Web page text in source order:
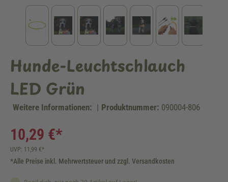
Hunde-Leuchtschlauch
LED Grün
Weitere Informationen: | Produktnummer: 090004-806
10,29 €*
UVP: 11,99 €*
*Alle Preise inkl. Mehrwertsteuer und zzgl. Versandkosten